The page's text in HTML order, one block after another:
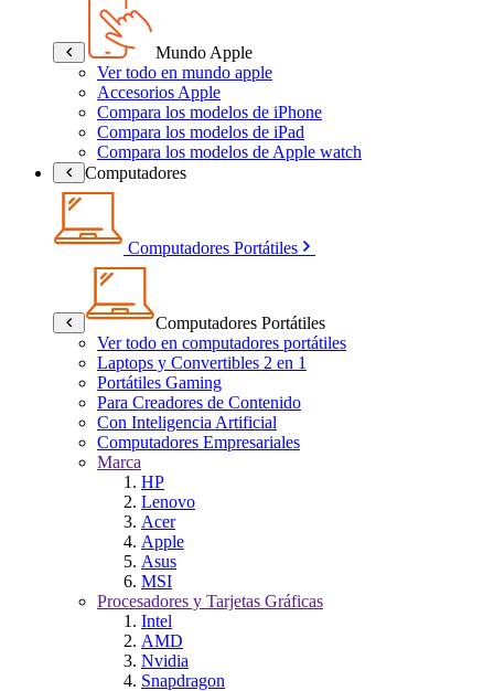
Mundo Apple
Ver todo en mundo apple
Accesorios Apple
Compara los modelos de iPhone
Compara los modelos de iPad
Compara los modelos de Apple watch
Computadores
Computadores Portátiles
Computadores Portátiles
Ver todo en computadores portátiles
Laptops y Convertibles 2 en 1
Portátiles Gaming
Para Creadores de Contenido
Con Inteligencia Artificial
Computadores Empresariales
Marca
HP
Lenovo
Acer
Apple
Asus
MSI
Procesadores y Tarjetas Gráficas
Intel
AMD
Nvidia
Snapdragon